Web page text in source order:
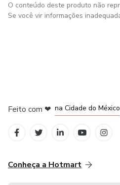
O conteúdo deste produto não
Se você vir informações
Feito com ❤ na Cidade do México
Conheça a Hotmart